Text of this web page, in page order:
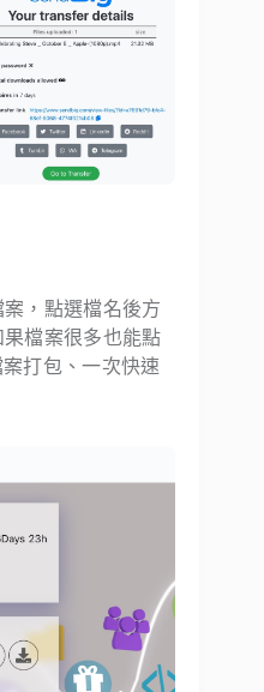
，點選檔名後方
檔案很多也能點
案打包、一次快速